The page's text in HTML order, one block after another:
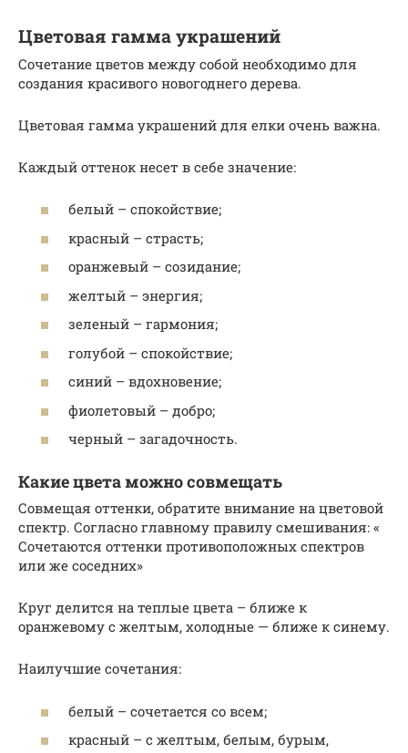
Цветовая гамма украшений
Сочетание цветов между собой необходимо для
создания красивого новогоднего дерева.
Цветовая гамма украшений для елки очень важна.
Каждый оттенок несет в себе значение:
белый – спокойствие;
красный – страсть;
оранжевый – созидание;
желтый – энергия;
зеленый – гармония;
голубой – спокойствие;
синий – вдохновение;
фиолетовый – добро;
черный – загадочность.
Какие цвета можно совмещать
Совмещая оттенки, обратите внимание на цветовой
спектр. Согласно главному правилу смешивания: «
Сочетаются оттенки противоположных спектров
или же соседних»
Круг делится на теплые цвета – ближе к
оранжевому с желтым, холодные — ближе к синему.
Наилучшие сочетания:
белый – сочетается со всем;
красный – с желтым, белым, бурым,